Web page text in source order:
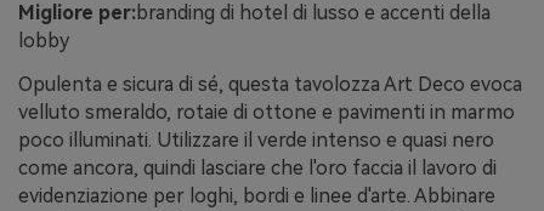
Migliore per:branding di hotel di lusso e accenti della
lobby
Opulenta e sicura di sé, questa tavolozza Art Deco evoca
velluto smeraldo, rotaie di ottone e pavimenti in marmo
poco illuminati. Utilizzare il verde intenso e quasi nero
come ancora, quindi lasciare che l'oro faccia il lavoro di
evidenziazione per loghi, bordi e linee d'arte. Abbinare